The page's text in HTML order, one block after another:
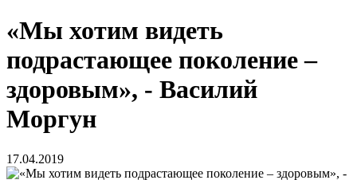
«Мы хотим видеть
подрастающее поколение –
здоровым», - Василий
Моргун
17.04.2019